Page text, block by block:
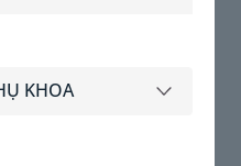
KHOA